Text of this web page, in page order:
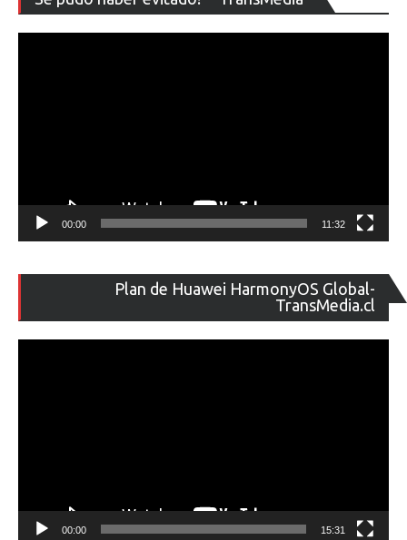
de
00:00 11:32
Plan de Huawei HarmonyOS Global-
TransMedia.cl
de
00:00 15:31